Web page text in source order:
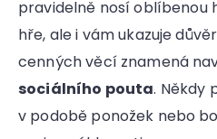
pravidelně nosí oblíbenou
hře, ale i vám ukazuje
cenných věcí znamená
sociálního pouta. Někdy
v podobě ponožek nebo